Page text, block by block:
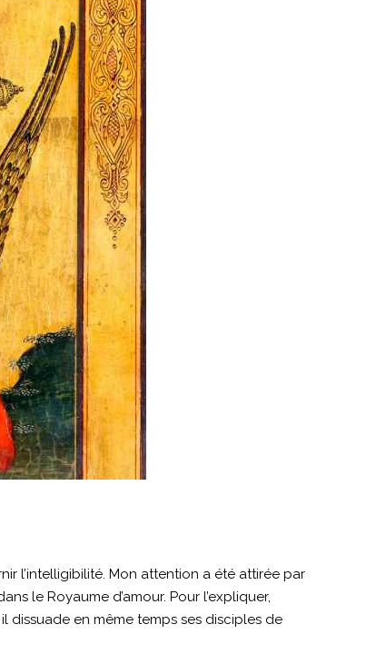
l’intelligibilité. Mon attention a été attirée par
le Royaume d’amour. Pour l’expliquer,
dissuade en même temps ses disciples de